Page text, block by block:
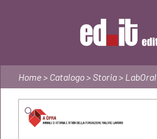
Home> Catalogo> Storia> LabOral
🔍